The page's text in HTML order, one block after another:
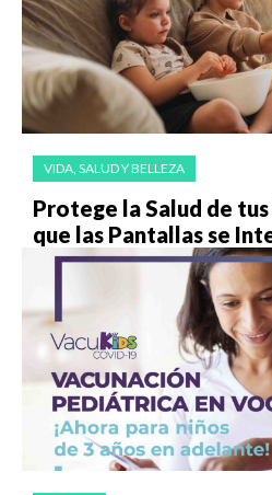
VIDA, SALUD Y BELLEZA
Protege la Salud de
que las Pantallas se